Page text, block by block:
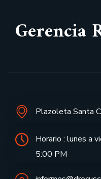
Gerencia
Plazoleta Santa
Horario : lunes a
5:00 PM